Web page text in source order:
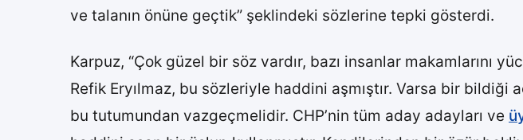
ve talanın önüne geçtik” şeklindeki sözlerine tepki gösterdi.
Karpuz, “Çok güzel bir söz vardır, bazı insanlar makamlarını
Refik Eryılmaz, bu sözleriyle haddini aşmıştır. Varsa bir bildiği
bu tutumundan vazgeçmelidir. CHP’nin tüm aday adayları ve